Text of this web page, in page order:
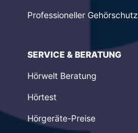
Professioneller Gehörschutz
SERVICE & BERATUNG
Hörwelt Beratung
Hörtest
Hörgeräte-Preise